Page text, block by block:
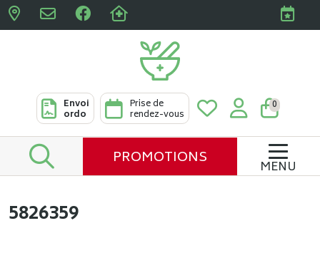
Pharmacies Clabots &
Envoi
ordo
Prise de
rendez-vous
0
PROMOTIONS MENU
5826359